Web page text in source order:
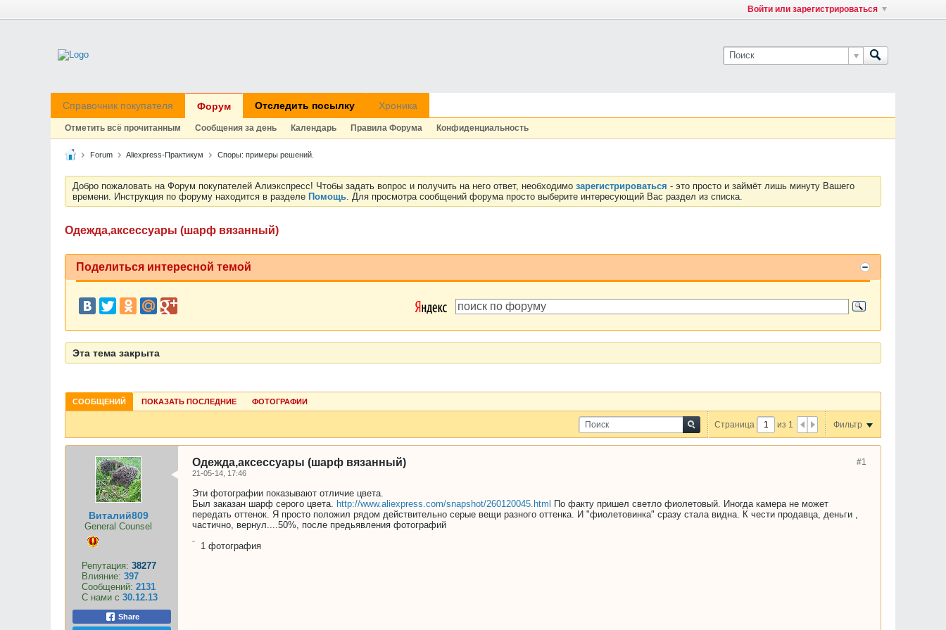
Войти или зарегистрироваться
Справочник покупателя Форум Отследить посылку Хроника
Отметить всё прочитанным Сообщения за день Календарь Правила Форума Конфиденциальность
Forum Aliexpress-Практикум Споры: примеры решений.
Добро пожаловать на Форум покупателей Алиэкспресс! Чтобы задать вопрос и получить на него ответ, необходимо зарегистрироваться - это просто и займёт лишь минуту Вашего
времени. Инструкция по форуму находится в разделе Помощь. Для просмотра сообщений форума просто выберите интересующий Вас раздел из списка.
Одежда,аксессуары (шарф вязанный)
Поделиться интересной темой
Эта тема закрыта
СООБЩЕНИЙ ПОКАЗАТЬ ПОСЛЕДНИЕ ФОТОГРАФИИ
Страница из 1 Фильтр
Виталий809
General Counsel
Репутация: 38277
Влияние: 397
Сообщений: 2131
С нами с 30.12.13
Share
#1
Одежда,аксессуары (шарф вязанный)
21-05-14, 17:46
Эти фотографии показывают отличие цвета.
Был заказан шарф серого цвета. http://www.aliexpress.com/snapshot/260120045.html
По факту пришел светло фиолетовый. Иногда камера не может
передать оттенок. Я просто положил рядом действительно серые вещи разного оттенка. И "фиолетовинка" сразу стала видна. К чести продавца, деньги ,
частично, вернул....50%, после предьявления фотографий
1 фотография